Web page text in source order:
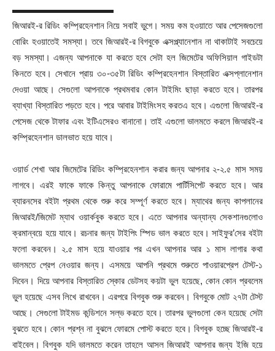
▬▬▬▬▬▬▬▬▬▬▬
জিআরই-র রিডিং কম্প্রিহেনশান নিয়ে সবাই ভুগে। সময় কম হওয়াতে আর পেসেজগুলো
বোরিং হওয়াতেই সমস্যা। তবে জিআরই-র বিগবুকে এক্সপ্ল্যানেশান না থাকাটাই সবচেয়ে
বড় সমস্যা। এজন্য আপনাকে যা করতে হবে সেটা হল জিমেটের অফিসিয়াল গাইডটা
কিনতে হবে। সেখানে প্রায় ৩০-৩৫টা রিডিং কম্প্রিহেনশান বিস্তারিত এক্সপ্লানেশান
দেওয়া আছে। সেগুলো আপনাকে প্রথমবার কোন টাইমিং ছাড়া করতে হবে। তারপর
ব্যাখ্যা বিস্তারিত পড়তে হবে। পরে আবার টাইমিংসহ করতএ হবে। এগুলো জিআরই-র
পেসেজ থেকে টাফার এবং ইটিএসেরও বানানো। তাই এগুলো ভালমতে করলে জিআরই-র
কম্প্রিহেনশান ডালভাত হয়ে যাবে।
ওয়ার্ড শেখা আর জিমেটের রিডিং কম্প্রিহেনশান করার জন্য আপনার ২-২.৫ মাস সময়
লাগবে। এরই ফাকে ফাকে কিন্তু আপনাকে ফোরামে পার্টিসিপেট করতে হবে। আর
ব্যারনসের বইটা প্রথম থেকে শুরু করে সম্পূর্ণ করতে হবে। ম্যাথের জন্য কাপলানের
জিআরই/জিমেট ম্যাথ ওয়ার্কবুক করতে হবে। এতে আপনার অন্যান্য সেকশানগুলোও
ক্রমান্বয়ে হয়ে যাবে। রচনার জন্য টাইপিং স্পিড ভাল করতে হবে। সাইফুর’সের বইটা
ফলো করবেন। ২.৫ মাস হয়ে যাওয়ার পর এখন আপনার আর ১ মাস লাগার কথা
ভালমতে প্রেপ নেওয়ার জন্য। এসময়ে আপনি প্রথমে শুরুতে পাওয়ারপ্রেপ টেস্ট-১
দিবেন। দিয়ে আপনার বিস্তারিত স্কোর ডেটসহ কয়টা ভুল হয়েছে, কোন কোন প্রবলেম
ভুল হয়েছে এসব লিখে রাখবেন। এরপরে বিগবুক শুরু করবেন। বিগবুকে মোট ২৭টা টেস্ট
আছে। সেগুলো টাইমড কন্ডিশনে সল্ভ করতে হবে। তারপর ভুলগুলো কেন হয়েছে সেটা
বুঝতে হবে। কোন প্রশ্ন না বুঝলে ফোরমে পোস্ট করতে হবে। বিগবুক হচ্ছে জিআরই-র
বাইবেল। বিগবুক যদি ভালমতে করেন তাহলে আসল জিআরই আপনার জন্য ইজি হয়ে